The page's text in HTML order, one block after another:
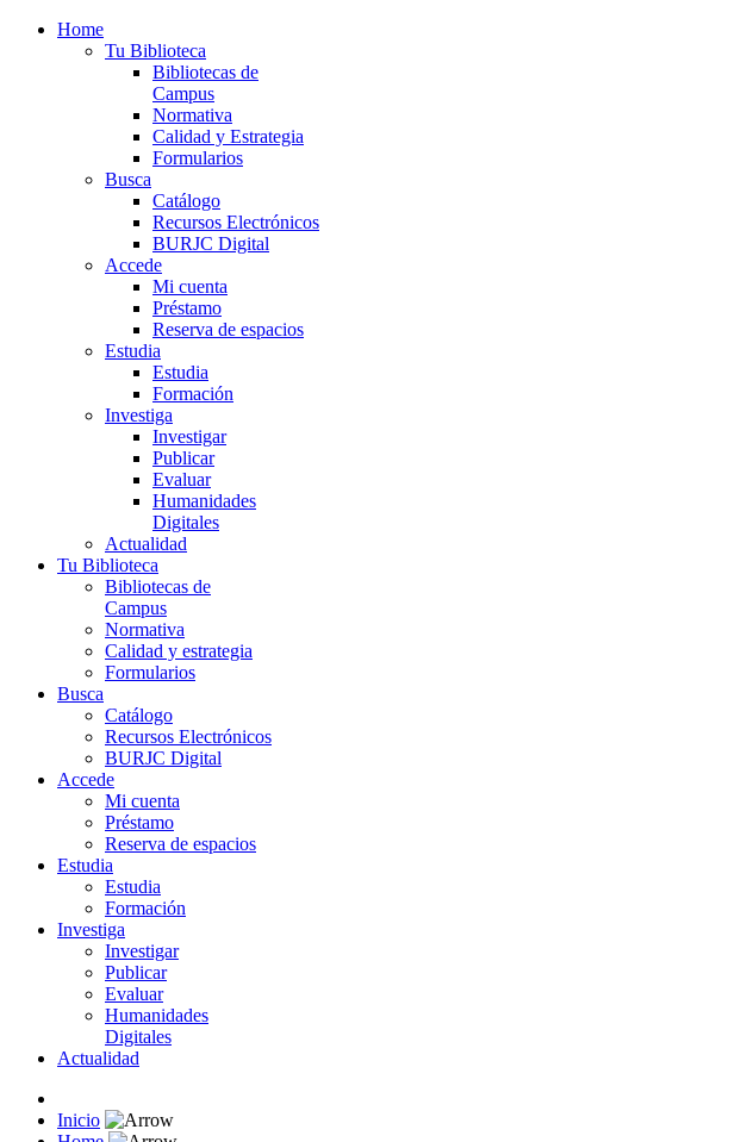
Home
Tu Biblioteca
Bibliotecas de
Campus
Normativa
Calidad y Estrategia
Formularios
Busca
Catálogo
Recursos Electrónicos
BURJC Digital
Accede
Mi cuenta
Préstamo
Reserva de espacios
Estudia
Estudia
Formación
Investiga
Investigar
Publicar
Evaluar
Humanidades
Digitales
Actualidad
Tu Biblioteca
Bibliotecas de
Campus
Normativa
Calidad y estrategia
Formularios
Busca
Catálogo
Recursos Electrónicos
BURJC Digital
Accede
Mi cuenta
Préstamo
Reserva de espacios
Estudia
Estudia
Formación
Investiga
Investigar
Publicar
Evaluar
Humanidades
Digitales
Actualidad
Inicio